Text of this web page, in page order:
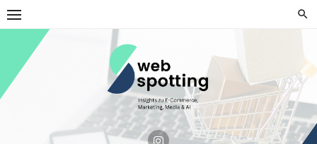
Skip
to
content